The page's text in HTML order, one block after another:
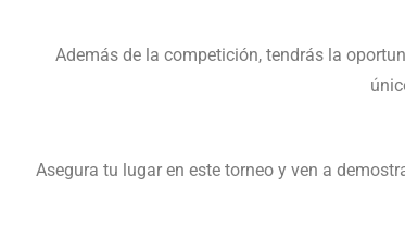
Además de la competición, tendrás la
Asegura tu lugar en este torneo y ven a